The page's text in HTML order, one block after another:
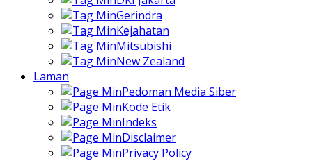
Gerindra
Kejahatan
Mitsubishi
New Zealand
Laman
Pedoman Media Siber
Kode Etik
Indeks
Disclaimer
Privacy Policy